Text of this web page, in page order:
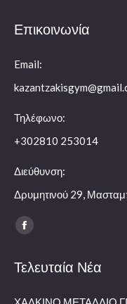
Επικοινωνία
Email:
Τηλέφωνο:
+302810 253014
Διεύθυνση:
Δρυμητινού 29,
Find us on:
Facebook
opens
Τελευταία Νέα